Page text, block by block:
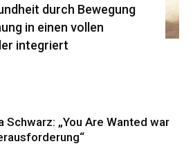
durch Bewegung
in einen vollen
integriert
Schwarz: „You Are Wanted war